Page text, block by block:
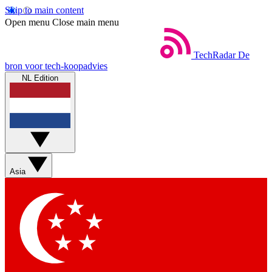
Skip to main content
Open menu Close main menu
TechRadar De
bron voor tech-koopadvies
NL Edition
Asia